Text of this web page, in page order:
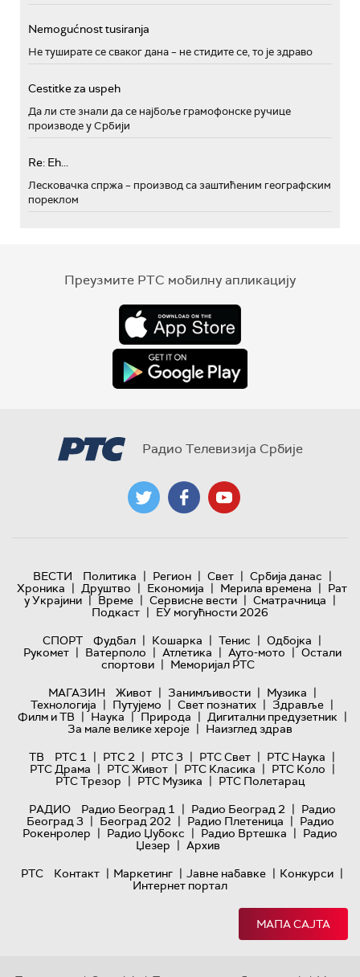
Nemogućnost tusiranja
Не туширате се сваког дана – не стидите се, то је здраво
Cestitke za uspeh
Да ли сте знали да се најбоље грамофонске ручице
производе у Србији
Re: Eh...
Лесковачка спржа – производ са заштићеним географским
пореклом
Преузмите РТС мобилну апликацију
Радио Телевизија Србије
ВЕСТИ Политика | Регион | Свет | Србија данас |
Хроника | Друштво | Економија | Мерила времена | Рат
у Украјини | Време | Сервисне вести | Сматрачница |
Подкаст | ЕУ могућности 2026
СПОРТ
Фудбал | Кошарка | Тенис | Одбојка |
Рукомет | Ватерполо | Атлетика | Ауто-мото | Остали
спортови | Меморијал РТС
МАГАЗИН
Живот | Занимљивости | Музика |
Технологијa | Путујемо | Свет познатих | Здравље |
Филм и ТВ | Наука | Природа | Дигитални предузетник |
За мале велике хероје | Наизглед здрав
ТВ
РТС 1 | РТС 2 | РТС 3 | РТС Свет | РТС Наука |
РТС Драма | РТС Живот | РТС Класика | РТС Коло |
РТС Трезор | РТС Музика | РТС Полетарац
РАДИО
Радио Београд 1 | Радио Београд 2 | Радио
Београд 3 | Београд 202 | Радио Плетеница | Радио
Рокенролер | Радио Џубокс | Радио Вртешка | Радио
Џезер | Архив
РТС
Контакт | Маркетинг | Јавне набавке | Конкурси |
Интернет портал
МАПА САЈТА